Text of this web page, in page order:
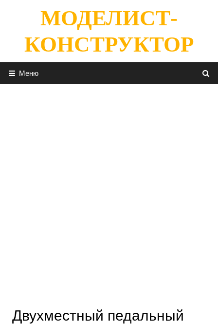
содержимомуМОДЕЛИСТ-
КОНСТРУКТОР
Меню
Двухместный педальный